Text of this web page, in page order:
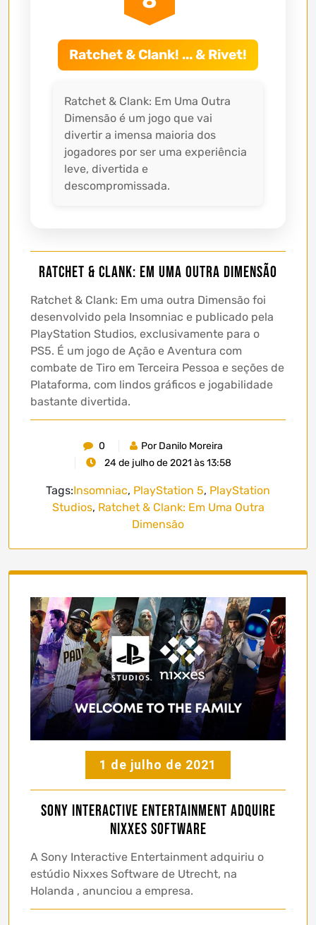
Ratchet & Clank! ... & Rivet!
Ratchet & Clank: Em Uma Outra
Dimensão é um jogo que vai
divertir a imensa maioria dos
jogadores por ser uma experiência
leve, divertida e
descompromissada.
Ratchet & Clank: Em Uma Outra Dimensão
Ratchet & Clank: Em uma outra Dimensão foi
desenvolvido pela Insomniac e publicado pela
PlayStation Studios, exclusivamente para o
PS5. É um jogo de Ação e Aventura com
combate de Tiro em Terceira Pessoa e seções de
Plataforma, com lindos gráficos e jogabilidade
bastante divertida.
0
Por Danilo Moreira
24 de julho de 2021 às 13:58
Tags:Insomniac, PlayStation 5, PlayStation
Studios, Ratchet & Clank: Em Uma Outra
Dimensão
1 de julho de 2021
Sony Interactive Entertainment adquire
Nixxes Software
A Sony Interactive Entertainment adquiriu o
estúdio Nixxes Software de Utrecht, na
Holanda , anunciou a empresa.